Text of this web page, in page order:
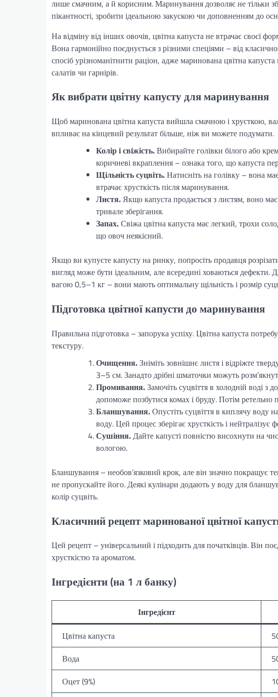
лише смачним, а й корисним. Маринування дозволяє не тільки
пікантності, зробити ідеальною закускою чи доповненням до
На відміну від інших овочів, цвітна капуста не втрачає своєї
Вона гармонійно поєднується з різними спеціями – від
спосіб урізноманітнити раціон, адже маринована цвітна
салатів чи гарнірів.
Як вибрати цвітну капусту для маринування
Щоб маринована цвітна капуста вийшла смачною і хрусткою,
впливає на кінцевий результат більше, ніж ви можете подумати.
Колір і свіжість.Вибирайте голівки білого або
коричневі вкраплення – ознака того, що капуста
Щільність суцвіть.Натисніть на голівку – вона
втрачає хрусткість після маринування.
Листя.Якщо капуста продається з листям, воно
тривале зберігання.
Запах.Свіжа цвітна капуста має легкий, трохи
що овоч неякісний.
Якщо ви купуєте капусту на ринку, попросіть продавця
вигляд може бути ідеальним, але всередині ховаються дефекти.
вагою 0,5–1 кг – вони мають оптимальну щільність і розмір
Підготовка цвітної капусти до маринування
Правильна підготовка – запорука успіху. Цвітна капуста
текстуру.
Очищення.Зніміть зовнішнє листя і відріжте
3–5 см. Занадто дрібні шматочки можуть
Промивання.Замочіть суцвіття в холодній воді
допоможе позбутися комах і бруду. Потім
Бланшування.Опустіть суцвіття в киплячу воду
воду. Цей процес зберігає хрусткість і
Сушіння.Дайте капусті повністю висохнути на
вологою.
Бланшування – необов’язковий крок, але він значно покращує
не пропускайте його. Деякі кулінари додають у воду для
колір суцвіть.
Класичний рецепт маринованої цвітної
Цей рецепт – універсальний і підходить для початківців. Він
хрусткістю та ароматом.
Інгредієнти (на 1 л банку)
Інгредієнт
Цвітна капуста
Вода
Оцет (9%)